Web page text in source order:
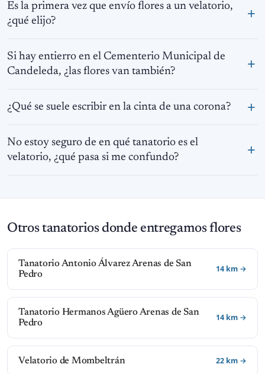
Es la primera vez que envío flores a un velatorio,
¿qué elijo?
Si hay entierro en el Cementerio Municipal de
Candeleda, ¿las flores van también?
¿Qué se suele escribir en la cinta de una corona?
No estoy seguro de en qué tanatorio es el
velatorio, ¿qué pasa si me confundo?
Otros tanatorios donde entregamos flores
Tanatorio Antonio Álvarez Arenas de San
Pedro
14 km →
Tanatorio Hermanos Agüero Arenas de San
Pedro
14 km →
Velatorio de Mombeltrán 22 km →